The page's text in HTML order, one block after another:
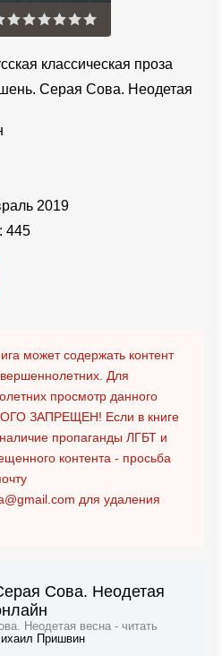
классическая проза
Серая Сова. Неодетая
2019
445
может содержать контент
Для
просмотр данного
ЗАПРЕЩЕН! Если в книге
наличие пропаганды ЛГБТ и
контента - просьба
для удаления
Сова. Неодетая
Неодетая весна - читать
Пришвин